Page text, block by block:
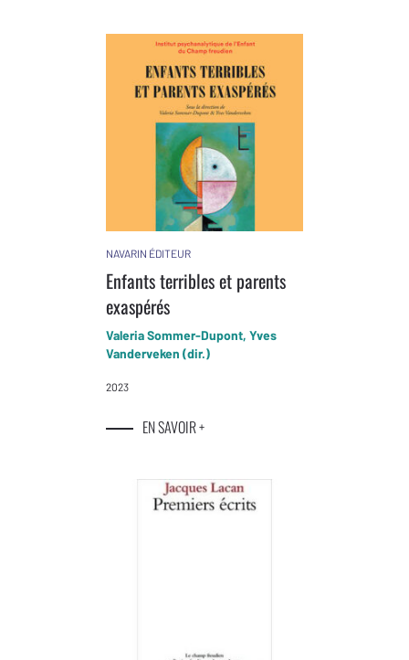
NAVARIN ÉDITEUR
Enfants terribles et parents
exaspérés
Valeria Sommer-Dupont, Yves
Vanderveken (dir.)
2023
EN SAVOIR +